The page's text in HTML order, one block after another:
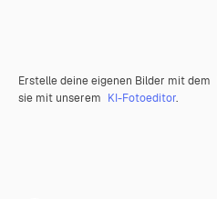
Erstelle deine eigenen Bilder mit dem
sie mit unserem KI-Fotoeditor.